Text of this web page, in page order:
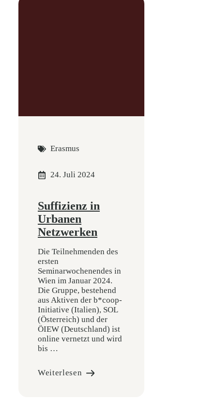
Erasmus
24. Juli 2024
Suffizienz in
Urbanen
Netzwerken
Die Teilnehmenden des
ersten
Seminarwochenendes in
Wien im Januar 2024.
Die Gruppe, bestehend
aus Aktiven der b*coop-
Initiative (Italien), SOL
(Österreich) und der
ÖIEW (Deutschland) ist
online vernetzt und wird
bis …
Weiterlesen